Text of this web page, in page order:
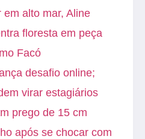
alto mar, Aline
floresta em peça
Facó
desafio online;
virar estagiários
prego de 15 cm
após se chocar com